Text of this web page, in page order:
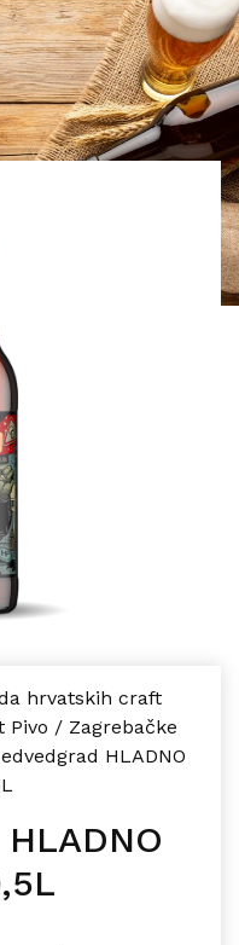
hrvatskih craft
Pivo / Zagrebačke
HLADNO